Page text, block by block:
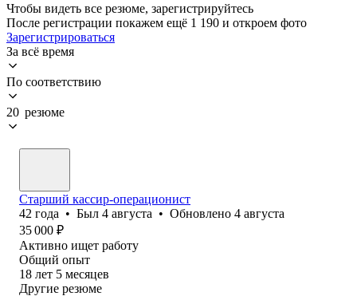
Чтобы видеть все резюме, зарегистрируйтесь
После регистрации покажем ещё 1 190 и откроем фото
Зарегистрироваться
За всё время
По соответствию
20 резюме
Старший кассир-операционист
42 года • Был 4 августа • Обновлено 4 августа
35 000 ₽
Активно ищет работу
Общий опыт
18 лет 5 месяцев
Другие резюме